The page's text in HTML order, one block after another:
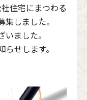
住宅にまつわる
しました。
ました。
せします。